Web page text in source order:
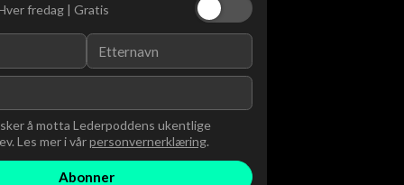
fredag | Gratis
å motta Lederpoddens ukentlige
Les mer i vårpersonvernerklæring.